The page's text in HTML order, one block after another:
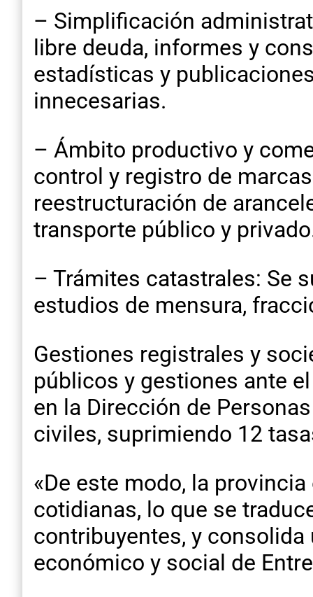
– Simplificación
libre deuda, informes y
estadísticas y
innecesarias.
– Ámbito productivo y
control y registro de
reestructuración de
transporte público y
– Trámites catastrales: Se
estudios de mensura,
Gestiones registrales y
públicos y gestiones ante
en la Dirección de
civiles, suprimiendo 12
«De este modo, la
cotidianas, lo que se
contribuyentes, y
económico y social de